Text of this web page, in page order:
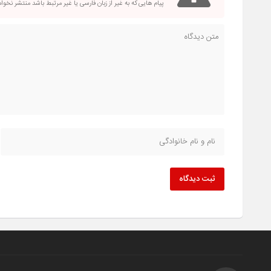
پیام هایی که به غیر از زبان فارسی یا غیر مرتبط باشد منتشر
ثبت دیدگاه